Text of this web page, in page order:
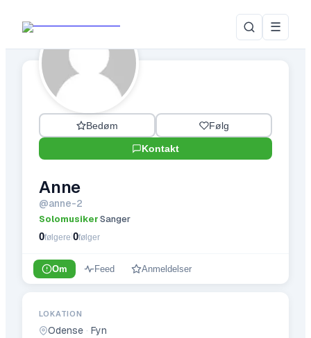
☰
Bedøm Følg
Kontakt
Anne
@anne-2
Solomusiker·Sanger
0følgere 0følger
Om Feed Anmeldelser
LOKATION
Odense · Fyn